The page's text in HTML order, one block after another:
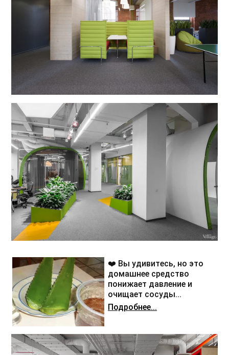
❤️ Вы удивитесь, но это
домашнее средство
понижает давление и
очищает сосуды...
Подробнее...